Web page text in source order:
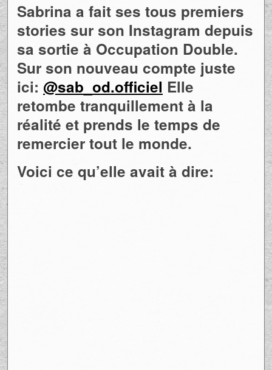
Sabrina a fait ses tous premiers
stories sur son Instagram depuis
sa sortie à Occupation Double.
Sur son nouveau compte juste
ici: @sab_od.officiel Elle
retombe tranquillement à la
réalité et prends le temps de
remercier tout le monde.
Voici ce qu’elle avait à dire: